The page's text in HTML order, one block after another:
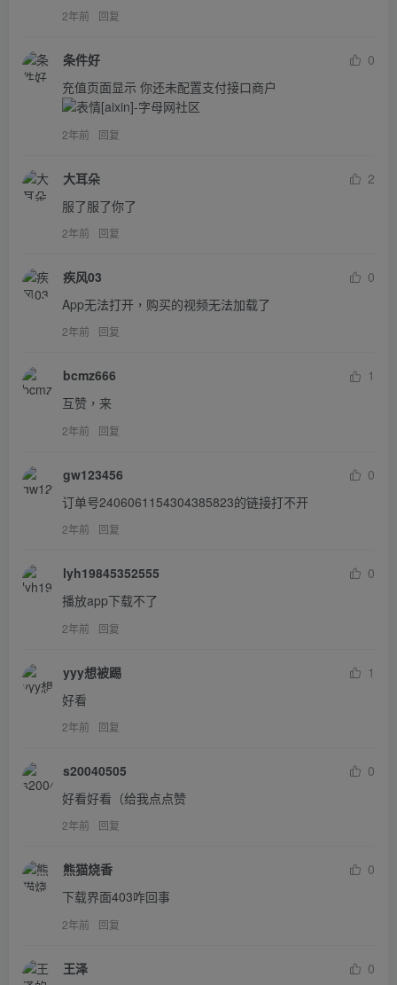
2年前 回复
条件好
0
充值页面显示 你还未配置支付接口商户
2年前 回复
大耳朵
2
服了服了你了
2年前 回复
疾风03
0
App无法打开，购买的视频无法加载了
2年前 回复
bcmz666
1
互赞，来
2年前 回复
gw123456
0
订单号2406061154304385823的链接打不开
2年前 回复
lyh19845352555
0
播放app下载不了
2年前 回复
yyy想被踢
1
好看
2年前 回复
s20040505
0
好看好看（给我点点赞
2年前 回复
熊猫烧香
0
下载界面403咋回事
2年前 回复
王泽
0